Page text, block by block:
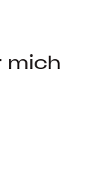
mich